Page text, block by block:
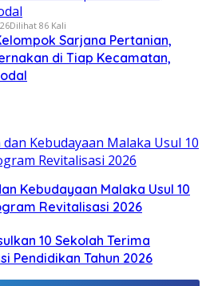
Dilihat 86 Kali
Sarjana Pertanian,
di Tiap Kecamatan,
Kebudayaan Malaka Usul 10
Revitalisasi 2026
10 Sekolah Terima
Pendidikan Tahun 2026